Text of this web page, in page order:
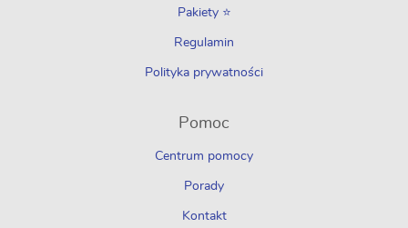
Pakiety ⭐
Regulamin
Polityka prywatności
Pomoc
Centrum pomocy
Porady
Kontakt